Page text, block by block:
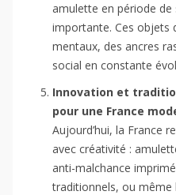
amulette en période
importante. Ces objets
mentaux, des ancres
social en constante
Innovation et
pour une France
Aujourd’hui, la France
avec créativité :
anti-malchance
traditionnels, ou même